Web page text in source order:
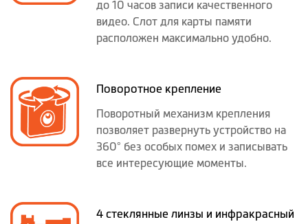
до 10 часов записи качественного
видео. Слот для карты памяти
расположен максимально удобно.
Поворотное крепление
Поворотный механизм крепления
позволяет развернуть устройство на
360° без особых помех и записывать
все интересующие моменты.
4 стеклянные линзы и инфракрасный